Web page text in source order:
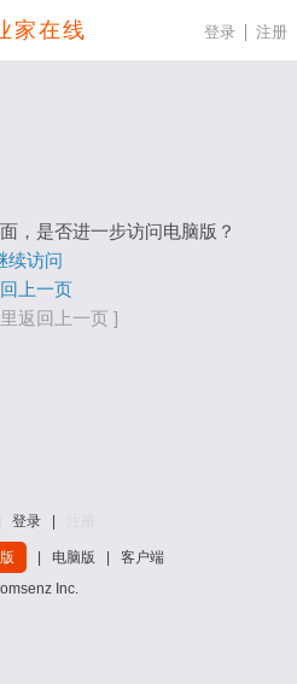
家在线 登录 注册
，是否进一步访问电脑版？
续访问
上一页
返回上一页 ]
登录
电脑版
客户端
Inc.